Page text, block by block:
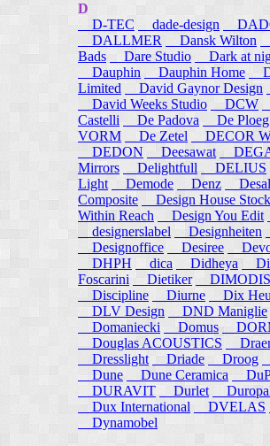
D
D-TEC
dade-design
DALLMER
Dansk Wilton
Bads
Dare Studio Dark at
Dauphin
Dauphin Home
Limited
David Gaynor Design
David Weeks Studio
DCW
Castelli
De Padova De Ploeg
VORM
De Zetel DECOR
DEDON
Deesawat
Mirrors
Delightfull DELIUS
Light
Demode Denz
Composite
Design House
Within Reach
Design You Edit
designerslabel
Designheiten
Designoffice
Desiree
DHPH
dica Didheya
Foscarini
Dietiker DIMODIS
Discipline
Diurne Dix
DLV Design
DND Maniglie
Domaniecki
Domus
Douglas ACOUSTICS
Dresslight Driade Droog
Dune
Dune Ceramica
DURAVIT
Durlet
Dux International
DVELAS
Dynamobel